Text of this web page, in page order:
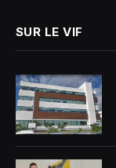
SUR LE VIF